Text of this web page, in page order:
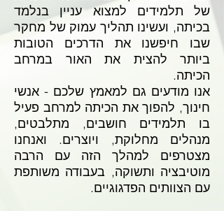
של תלמידים למצוא עניין בנלמד
בכיתה, ועשינו תהליך עמוק של מחקר
שבו חיפשנו את הדרכים הטובות
ביותר להצית את האור במרחב
הכיתה.
אנו מודעים גם למאמץ שלכם - אנשי
חינוך, להפוך את הכיתה למרחב פעיל
בו תלמידים חושבים, מתלבטים,
מנהלים מחלוקת, ויוצרים. ואנחנו
מצטרפים למהלך הזה עם הרבה
מוטיבציה ותשוקה, בעבודה משותפת
עם הצוותים הפדגוגיים.